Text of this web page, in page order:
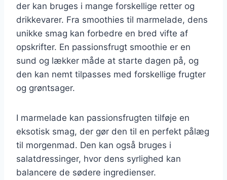
der kan bruges i mange forskellige retter og
drikkevarer. Fra smoothies til marmelade, dens
unikke smag kan forbedre en bred vifte af
opskrifter. En passionsfrugt smoothie er en
sund og lækker måde at starte dagen på, og
den kan nemt tilpasses med forskellige frugter
og grøntsager.
I marmelade kan passionsfrugten tilføje en
eksotisk smag, der gør den til en perfekt pålæg
til morgenmad. Den kan også bruges i
salatdressinger, hvor dens syrlighed kan
balancere de sødere ingredienser.